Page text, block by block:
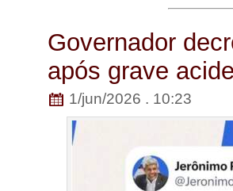
Governador
após grave
1/jun/2026 . 10:23